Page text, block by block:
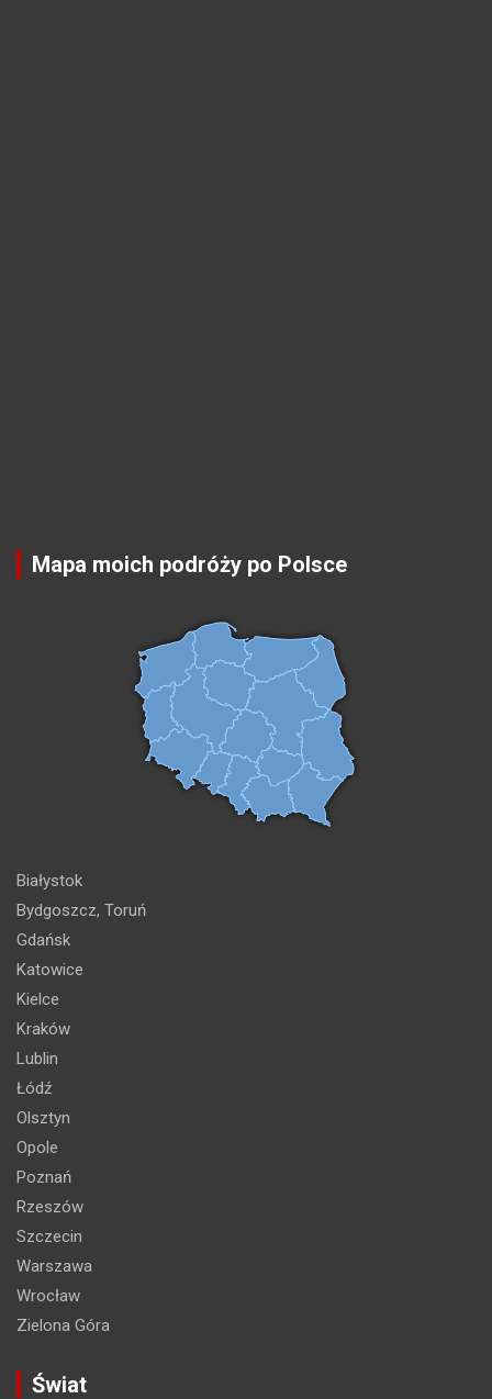
Mapa moich podróży po Polsce
Białystok
Bydgoszcz, Toruń
Gdańsk
Katowice
Kielce
Kraków
Lublin
Łódź
Olsztyn
Opole
Poznań
Rzeszów
Szczecin
Warszawa
Wrocław
Zielona Góra
Świat